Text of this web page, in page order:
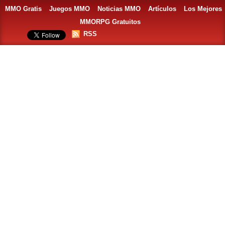
MMO Gratis Juegos MMO Noticias MMO Artículos
Los Mejores
MMORPG Gratuitos
RSS